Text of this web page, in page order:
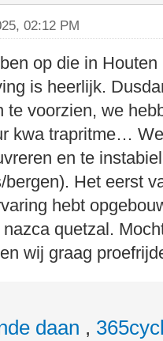
02:12 PM
op die in
is heerlijk.
te voorzien, we
kwa trapritme…
en te
bergen). Het eerst
hebt
nazca quetzal.
wij graag
daan ,